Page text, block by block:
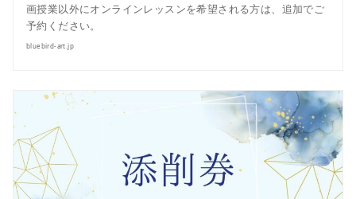
画授業以外にオンラインレッスンを希望される方は、追加でご
予約ください。
bluebird-art.jp